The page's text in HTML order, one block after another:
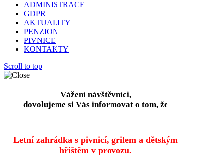
ADMINISTRACE
GDPR
AKTUALITY
PENZION
PIVNICE
KONTAKTY
Scroll to top
Vážení návštěvníci,
dovolujeme si Vás informovat o tom, že
Letní zahrádka s pivnicí, grilem a dětským
hřištěm v provozu.